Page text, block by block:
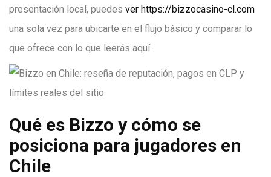
presentación local, puedes ver https://bizzocasino-cl.com
una sola vez para ubicarte en el flujo básico y comparar lo
que ofrece con lo que leerás aquí.
Qué es Bizzo y cómo se
posiciona para jugadores en
Chile